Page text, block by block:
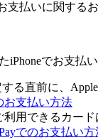
支払いに関する
iPhoneでお支払
る直前に、
お支払い方法
利用できるカー
でのお支払い方